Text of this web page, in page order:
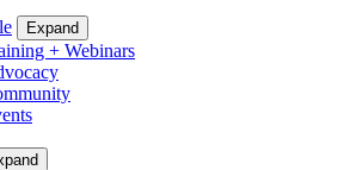
Expand
+ Webinars